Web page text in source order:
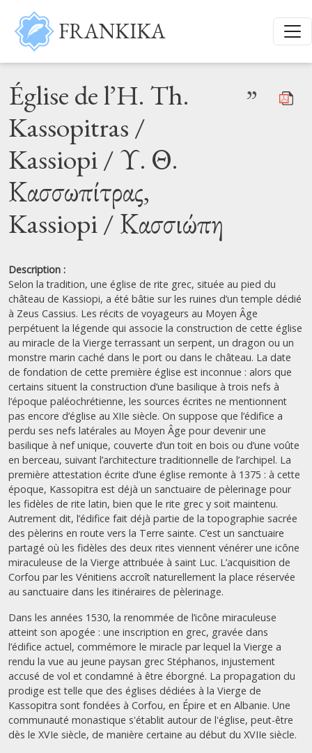
Aller au contenu principal
FRANKIKA
Église de l’H. Th.
Kassopitras /
Kassiopi / Υ. Θ.
Κασσωπίτρας,
Kassiopi / Κασσιώπη
”
Description :
Selon la tradition, une église de rite grec, située au pied du
château de Kassiopi, a été bâtie sur les ruines d’un temple dédié
à Zeus Cassius. Les récits de voyageurs au Moyen Âge
perpétuent la légende qui associe la construction de cette église
au miracle de la Vierge terrassant un serpent, un dragon ou un
monstre marin caché dans le port ou dans le château. La date
de fondation de cette première église est inconnue : alors que
certains situent la construction d’une basilique à trois nefs à
l’époque paléochrétienne, les sources écrites ne mentionnent
pas encore d’église au XIIe siècle. On suppose que l’édifice a
perdu ses nefs latérales au Moyen Âge pour devenir une
basilique à nef unique, couverte d’un toit en bois ou d’une voûte
en berceau, suivant l’architecture traditionnelle de l’archipel. La
première attestation écrite d’une église remonte à 1375 : à cette
époque, Kassopitra est déjà un sanctuaire de pèlerinage pour
les fidèles de rite latin, bien que le rite grec y soit maintenu.
Autrement dit, l’édifice fait déjà partie de la topographie sacrée
des pèlerins en route vers la Terre sainte. C’est un sanctuaire
partagé où les fidèles des deux rites viennent vénérer une icône
miraculeuse de la Vierge attribuée à saint Luc. L’acquisition de
Corfou par les Vénitiens accroît naturellement la place réservée
au sanctuaire dans les itinéraires de pèlerinage.
Dans les années 1530, la renommée de l’icône miraculeuse
atteint son apogée : une inscription en grec, gravée dans
l’édifice actuel, commémore le miracle par lequel la Vierge a
rendu la vue au jeune paysan grec Stéphanos, injustement
accusé de vol et condamné à être éborgné. La propagation du
prodige est telle que des églises dédiées à la Vierge de
Kassopitra sont fondées à Corfou, en Épire et en Albanie. Une
communauté monastique s'établit autour de l'église, peut-être
dès le XVIe siècle, de manière certaine au début du XVIIe siècle.